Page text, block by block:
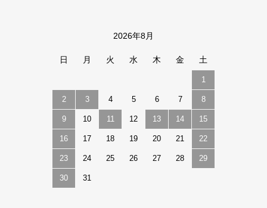
2026年8月
日 月 火 水 木 金 土
1
2 3 4 5 6 7 8
9 10 11 12 13 14 15
16 17 18 19 20 21 22
23 24 25 26 27 28 29
30 31